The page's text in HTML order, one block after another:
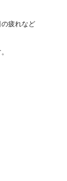
疲れなど